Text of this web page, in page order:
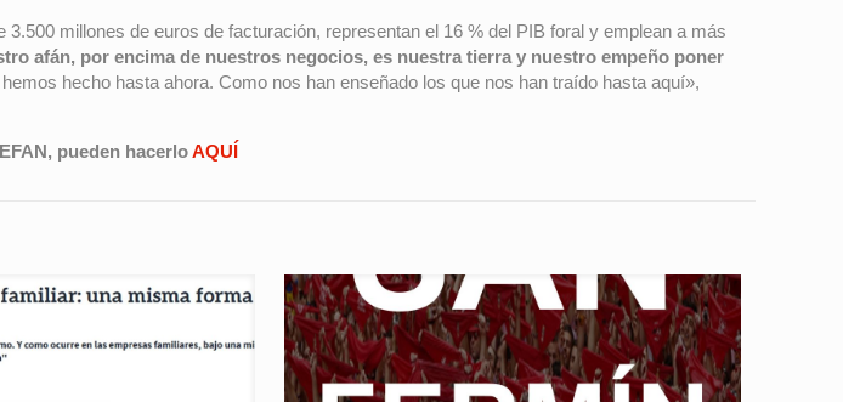
millones de euros de facturación, representan el 16 % del PIB foral y emplean a más
afán, por encima de nuestros negocios, es nuestra tierra y nuestro empeño poner
hecho hasta ahora. Como nos han enseñado los que nos han traído hasta aquí»,
pueden hacerloAQUÍ